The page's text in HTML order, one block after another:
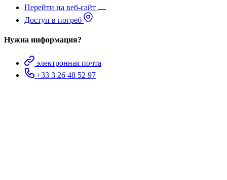
Перейти на веб-сайт
Доступ в погреб
Нужна информация?
электронная почта
+33 3 26 48 52 97